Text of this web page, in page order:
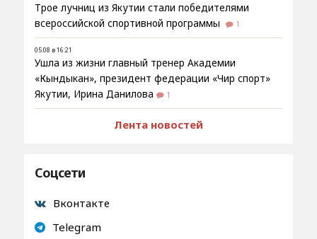
Трое лучниц из Якутии стали победителями
всероссийской спортивной программы
1
05.08 в 16:21
Ушла из жизни главный тренер Академии
«Кындыкан», президент федерации «Чир спорт»
Якутии, Ирина Данилова
1
Лента новостей
Соцсети
Вконтакте
Telegram